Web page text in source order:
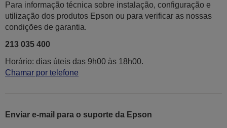
Para informação técnica sobre instalação, configuração e
utilização dos produtos Epson ou para verificar as nossas
condições de garantia.
213 035 400
Horário: dias úteis das 9h00 às 18h00.
Chamar por telefone
Enviar e-mail para o suporte da Epson